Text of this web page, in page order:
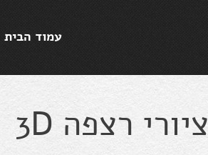
עמוד הבית
ציורי רצפה 3D